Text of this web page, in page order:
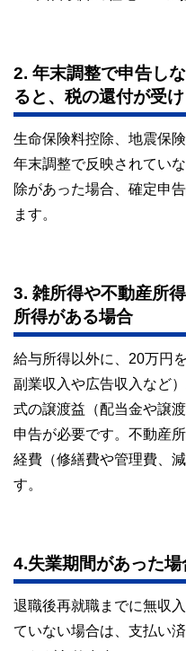
2. 年末調整で申告し
ると、税の還付が受
生命保険料控除、地震保
年末調整で反映されてい
除があった場合、確定申
ます。
3. 雑所得や不動産所
所得がある場合
給与所得以外に、20万円
副業収入や広告収入など
式の譲渡益（配当金や譲
申告が必要です。不動産
経費（修繕費や管理費、
す。
4.失業期間があった
退職後再就職までに無収
ていない場合は、支払い